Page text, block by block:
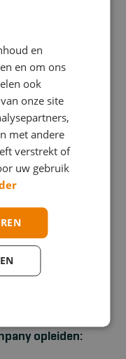
verwarrend
opleiden:
en
en om ons
ook
onze site
met andere
verstrekt of
uw gebruik